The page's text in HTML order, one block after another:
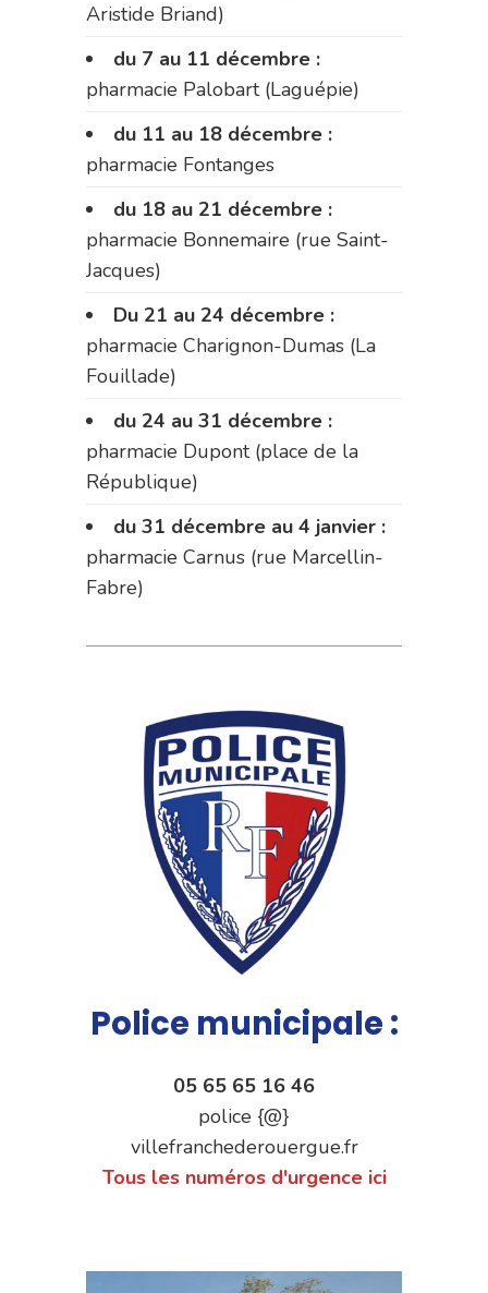
Aristide Briand)
du 7 au 11 décembre :
pharmacie Palobart (Laguépie)
du 11 au 18 décembre :
pharmacie Fontanges
du 18 au 21 décembre :
pharmacie Bonnemaire (rue Saint-
Jacques)
Du 21 au 24 décembre :
pharmacie Charignon-Dumas (La
Fouillade)
du 24 au 31 décembre :
pharmacie Dupont (place de la
République)
du 31 décembre au 4 janvier :
pharmacie Carnus (rue Marcellin-
Fabre)
Police municipale :
05 65 65 16 46
police {@}
villefranchederouergue.fr
Tous les numéros d'urgence ici